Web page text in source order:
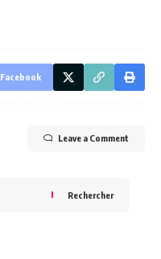
Facebook
Leave a Comment
Rechercher